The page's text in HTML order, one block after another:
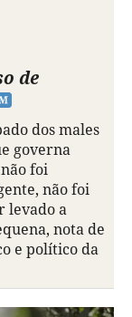
de
dos males
governa
foi
não foi
levado a
nota de
e político da